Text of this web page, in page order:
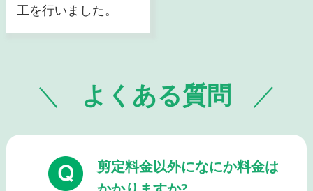
工を行いました。
よくある質問
剪定料金以外になにか料金は